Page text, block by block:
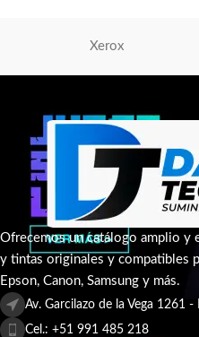
Xerox
Ofrecemos un catálogo amplio y
y tintas originales y compatibles
Epson, Canon, Samsung y más.
Av. Garcilazo de la Vega 1261 -
Cel.: +51 991 485 218